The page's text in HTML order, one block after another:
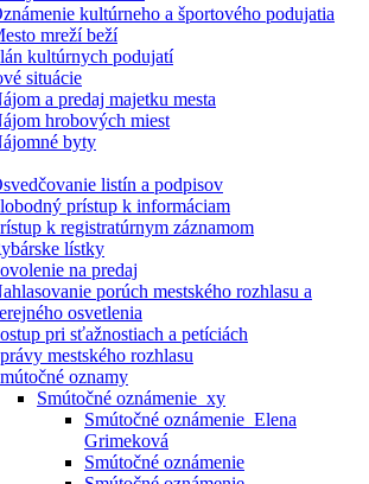
kultúrneho a športového podujatia
mreží beží
kultúrnych podujatí
situácie
a predaj majetku mesta
hrobových miest
byty
listín a podpisov
prístup k informáciam
k registratúrnym záznamom
lístky
na predaj
porúch mestského rozhlasu a
osvetlenia
pri sťažnostiach a petíciách
mestského rozhlasu
oznamy
Smútočné oznámenie_xy
Smútočné oznámenie_Elena
Grimeková
Smútočné oznámenie